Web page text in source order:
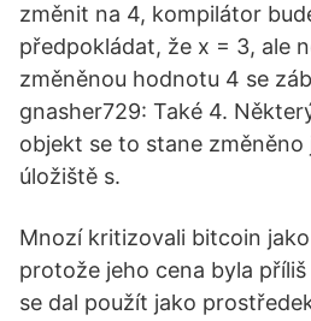
změnit na 4, kompilátor
předpokládat, že x = 3, ale
změněnou hodnotu 4 se
gnasher729: Také 4.
objekt se to stane změněno
úložiště s.
Mnozí kritizovali bitcoin
protože jeho cena byla
se dal použít jako